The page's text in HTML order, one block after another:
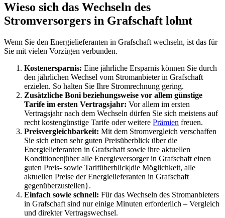
Wieso sich das Wechseln des
Stromversorgers in Grafschaft lohnt
Wenn Sie den Energielieferanten in Grafschaft wechseln, ist das für
Sie mit vielen Vorzügen verbunden.
Kostenersparnis: Eine jährliche Ersparnis können Sie durch
den jährlichen Wechsel vom Stromanbieter in Grafschaft
erzielen. So halten Sie Ihre Stromrechnung gering.
Zusätzliche Boni beziehungsweise vor allem günstige
Tarife im ersten Vertragsjahr: Vor allem im ersten
Vertragsjahr nach dem Wechseln dürfen Sie sich meistens auf
recht kostengünstige Tarife oder weitere Prämien freuen.
Preisvergleichbarkeit: Mit dem Stromvergleich verschaffen
Sie sich einen sehr guten Preisüberblick über die
Energielieferanten in Grafschaft sowie ihre aktuellen
Konditionen|über alle Energieversorger in Grafschaft einen
guten Preis- sowie Tarifüberblick|die Möglichkeit, alle
aktuellen Preise der Energielieferanten in Grafschaft
gegenüberzustellen}.
Einfach sowie schnell: Für das Wechseln des Stromanbieters
in Grafschaft sind nur einige Minuten erforderlich – Vergleich
und direkter Vertragswechsel.